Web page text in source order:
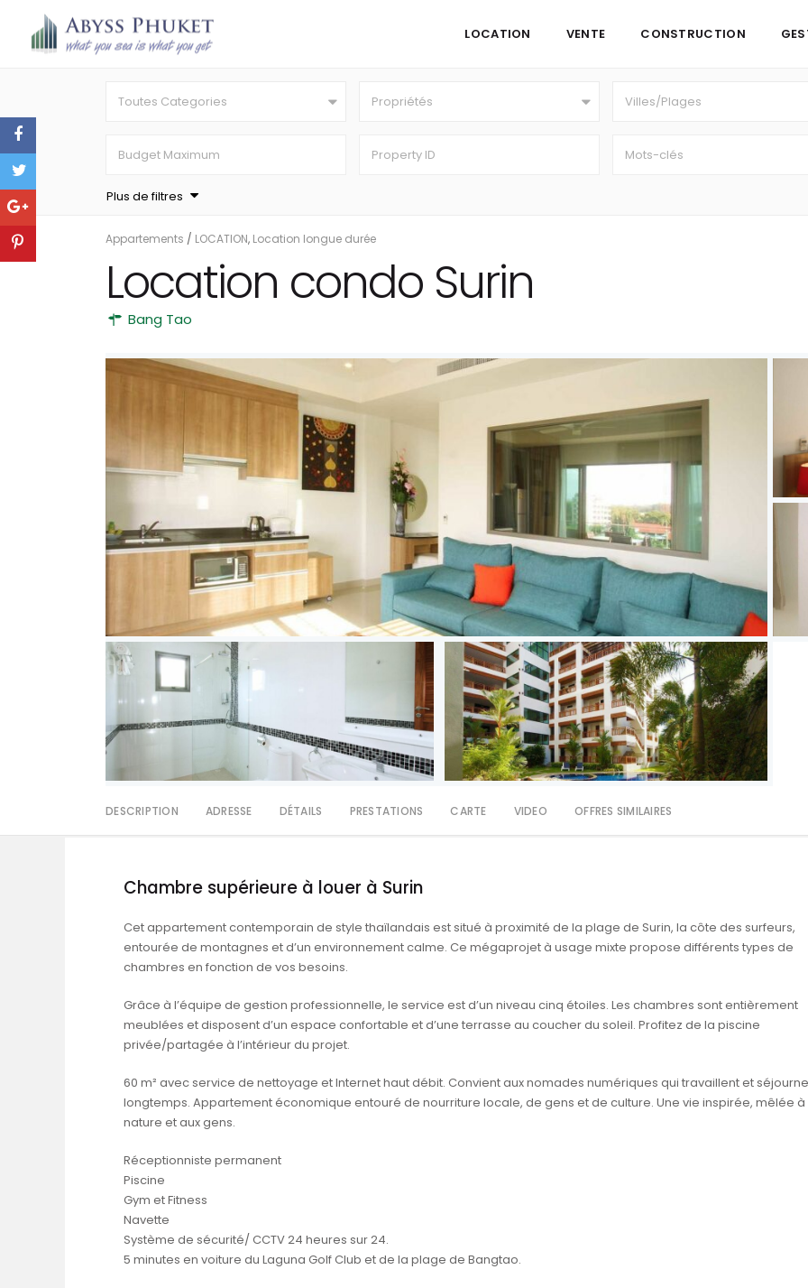
LOCATION VENTE CONSTRUCTION
Toutes Categories Propriétés Villes/Plages
Plus de filtres
Appartements / LOCATION, Location longue durée
Location condo Surin
Bang Tao
DESCRIPTION ADRESSE DÉTAILS PRESTATIONS CARTE VIDEO OFFRES SIMILAIRES
Chambre supérieure à louer à Surin
Cet appartement contemporain de style thaïlandais est situé à proximité de la plage de Surin, la côte des surfeurs,
entourée de montagnes et d’un environnement calme. Ce mégaprojet à usage mixte propose différents types de
chambres en fonction de vos besoins.
Grâce à l’équipe de gestion professionnelle, le service est d’un niveau cinq étoiles. Les chambres sont entièrement
meublées et disposent d’un espace confortable et d’une terrasse au coucher du soleil. Profitez de la piscine
privée/partagée à l’intérieur du projet.
60 m² avec service de nettoyage et Internet haut débit. Convient aux nomades numériques qui travaillent et
longtemps. Appartement économique entouré de nourriture locale, de gens et de culture. Une vie inspirée, mêlée à
nature et aux gens.
Réceptionniste permanent
Piscine
Gym et Fitness
Navette
Système de sécurité/ CCTV 24 heures sur 24.
5 minutes en voiture du Laguna Golf Club et de la plage de Bangtao.